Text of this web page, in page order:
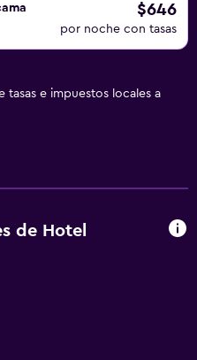
$646
por noche con tasas
tasas e impuestos locales a
de Hotel